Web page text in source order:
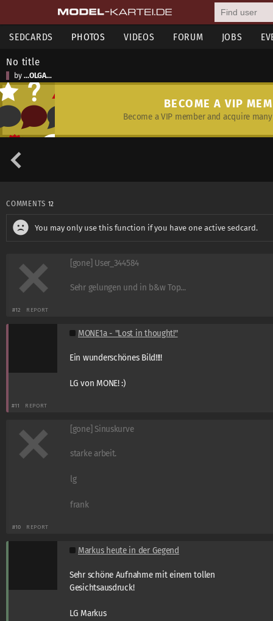
SEDCARDS PHOTOS VIDEOS FORUM JOBS
No title
by ...OLGA...
BECOME A VIP
Become a VIP member and acquire
COMMENTS 12
You may only use this function if you have one active sedcard.
[gone] User_344584
Sehr gelungen und in b&w Top...
#12 REPORT
MONE1a - "Lost in thought!"
Ein wunderschönes Bild!!!!
LG von MONE! :)
#11 REPORT
[gone] Sinuskurve
starke arbeit.
lg
frank
#10 REPORT
Markus heute in der Gegend
Sehr schöne Aufnahme mit einem tollen
Gesichtsausdruck!
LG Markus